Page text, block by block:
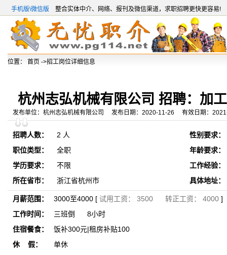
手机版\微信版 整合实体中介、网络、报刊及微信渠道，求职招聘更快更容易!
位置： 首页 ->招工岗位详细信息
杭州志弘机械有限公司 招聘：加
发布单位：杭州志弘机械有限公司 发布日期：2020-11-26 有效日期：
招聘人数： 2 人
性别要求：
职位类型：
全职
年龄要求：
学历要求：
不限
工作经验：
所在省市：
浙江省杭州市 具体地址：
月薪范围： 3000至4000 [ 试用工资： 3500 转正工资： 4000 ]
工作时间：
三班倒 8小时
住宿餐食：
饭补300元|租房补贴100
休 假：
单休